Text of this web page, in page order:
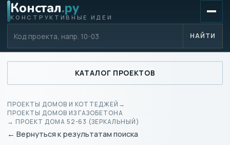
Констал.ру
КОНСТРУКТИВНЫЕ ИДЕИ
НАЙТИ
КАТАЛОГ ПРОЕКТОВ
ПРОЕКТЫ ДОМОВ И КОТТЕДЖЕЙ →
ПРОЕКТЫ ДОМОВ ИЗ ГАЗОБЕТОНА
→ ПРОЕКТ ДОМА 52-63 (ЗЕРКАЛЬНЫЙ)
← Вернуться к результатам поиска